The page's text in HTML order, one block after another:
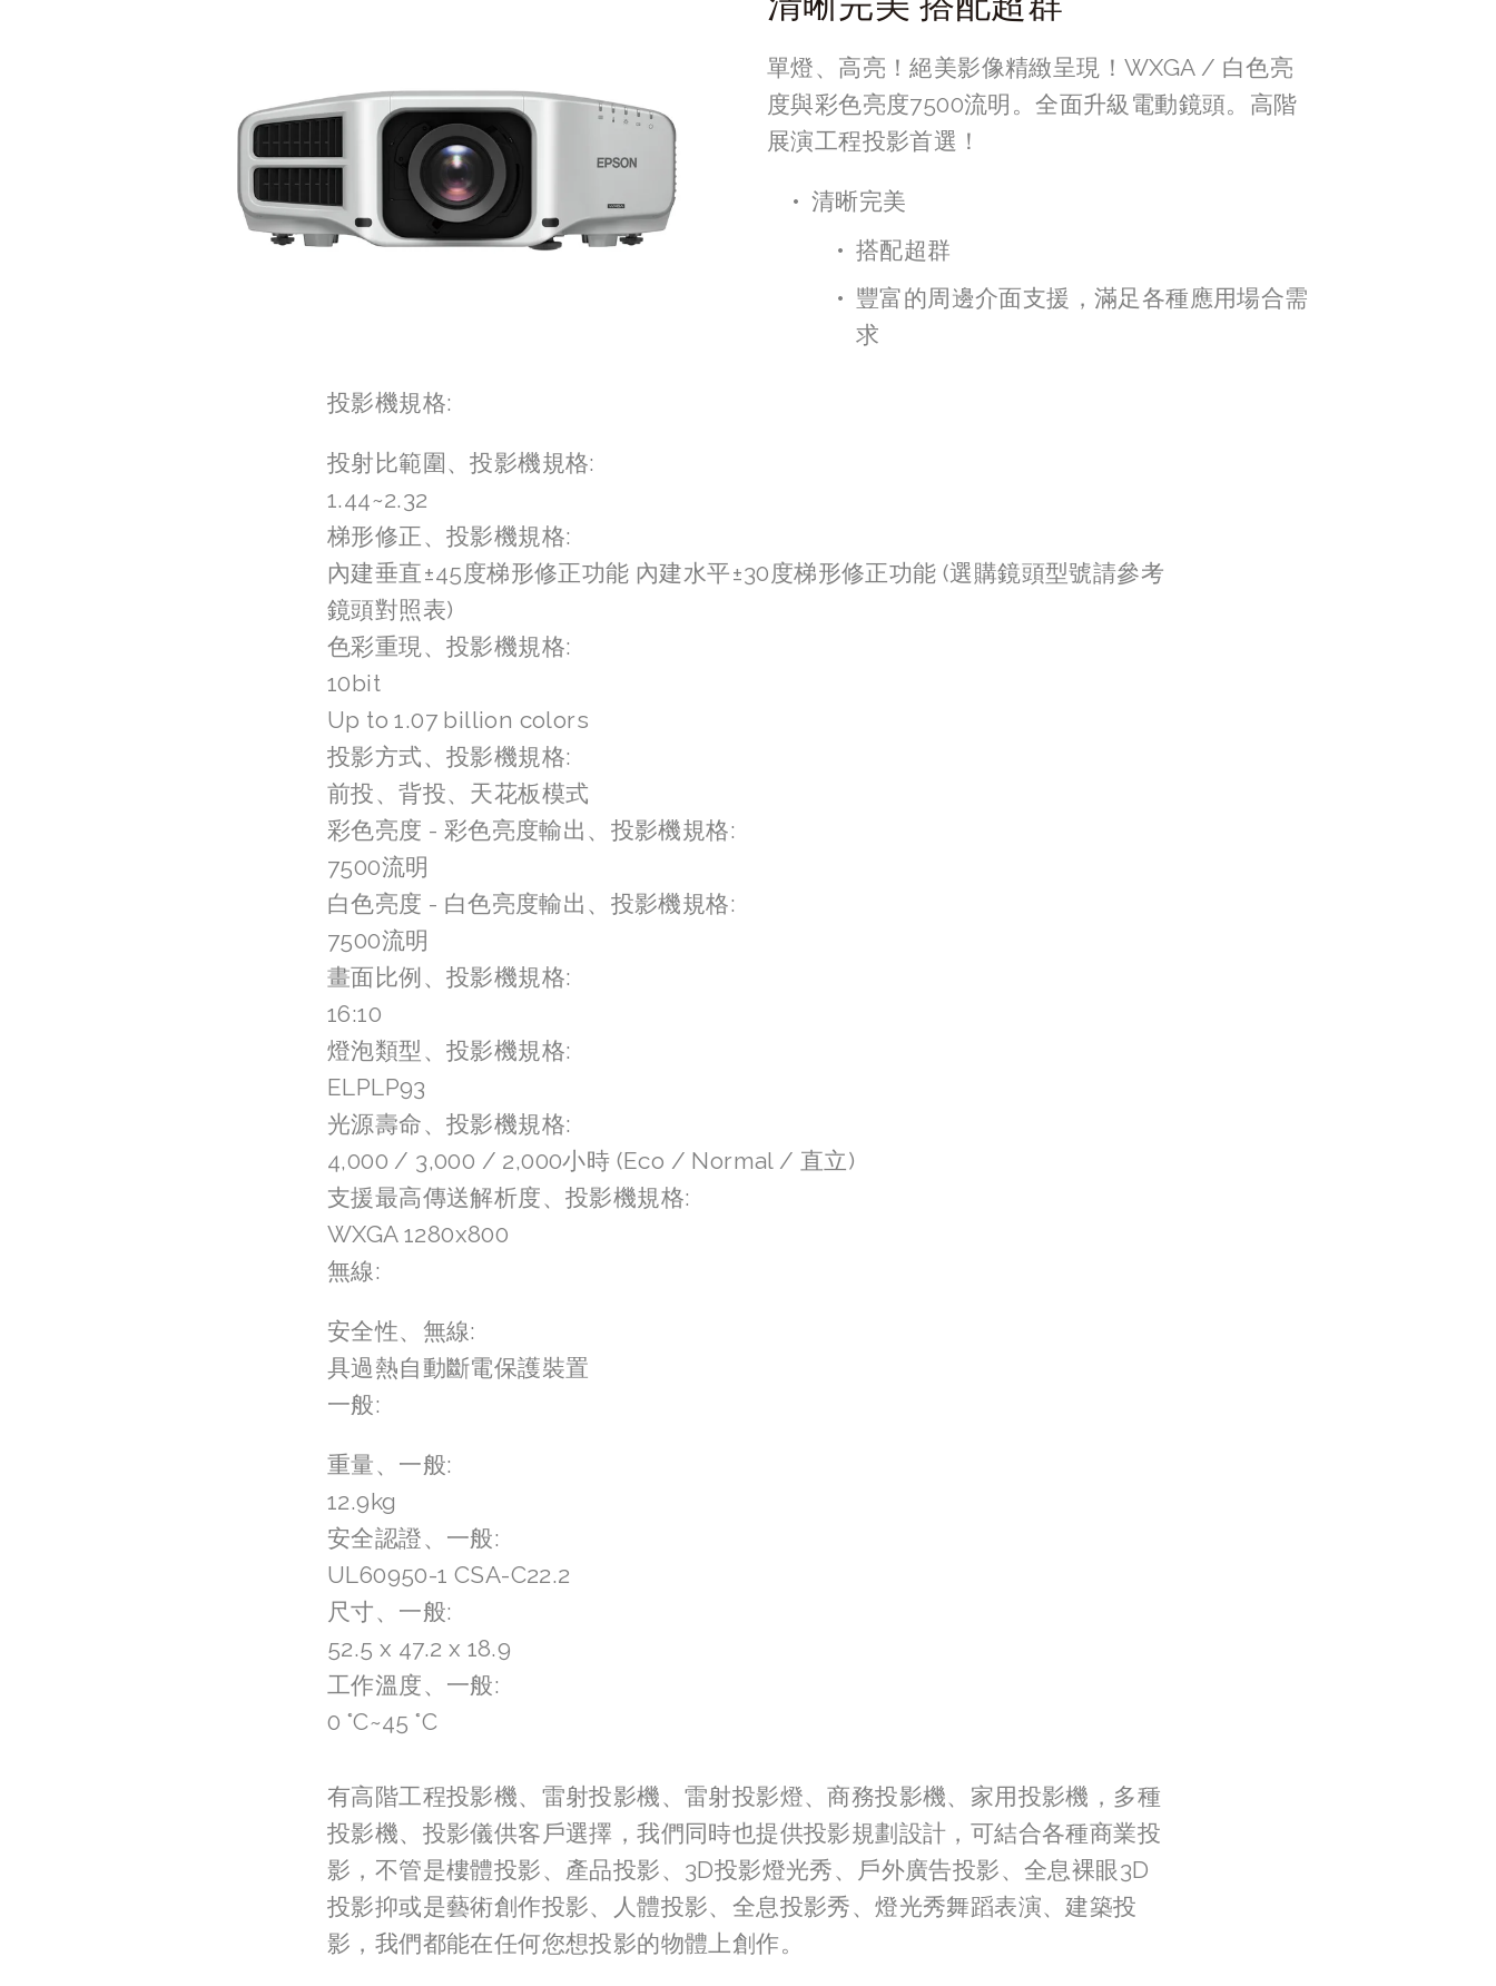
單燈、高亮！絕美影像精緻呈現！WXGA / 白色亮
度與彩色亮度7500流明。全面升級電動鏡頭。高階
展演工程投影首選！
清晰完美
搭配超群
豐富的周邊介面支援，滿足各種應用場合需
求
投影機規格:
投射比範圍、投影機規格:
1.44~2.32
梯形修正、投影機規格:
內建垂直±45度梯形修正功能 內建水平±30度梯形修正功能 (選購鏡頭型號請參考
鏡頭對照表)
色彩重現、投影機規格:
10bit
Up to 1.07 billion colors
投影方式、投影機規格:
前投、背投、天花板模式
彩色亮度 - 彩色亮度輸出、投影機規格:
7500流明
白色亮度 - 白色亮度輸出、投影機規格:
7500流明
畫面比例、投影機規格:
16:10
燈泡類型、投影機規格:
ELPLP93
光源壽命、投影機規格:
4,000 / 3,000 / 2,000小時 (Eco / Normal / 直立)
支援最高傳送解析度、投影機規格:
WXGA 1280x800
無線:
安全性、無線:
具過熱自動斷電保護裝置
一般:
重量、一般:
12.9kg
安全認證、一般:
UL60950-1 CSA-C22.2
尺寸、一般:
52.5 x 47.2 x 18.9
工作溫度、一般:
0 °C~45 °C
有高階工程投影機、雷射投影機、雷射投影燈、商務投影機、家用投影機，多種
投影機、投影儀供客戶選擇，我們同時也提供投影規劃設計，可結合各種商業投
影，不管是樓體投影、產品投影、3D投影燈光秀、戶外廣告投影、全息裸眼3D
投影抑或是藝術創作投影、人體投影、全息投影秀、燈光秀舞蹈表演、建築投
影，我們都能在任何您想投影的物體上創作。